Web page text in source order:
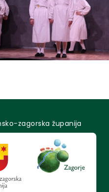
zagorska županija